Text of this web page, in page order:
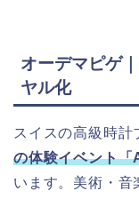
オーデマピゲ
ヤル化
スイスの高級時計
の体験イベント
います。美術・音